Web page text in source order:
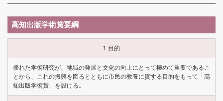
高知出版学術賞要綱
1 目的
優れた学術研究が、地域の発展と文化の向上にとって極めて重要であるこ
とから、これの振興を図るとともに市民の教養に資する目的をもって「高
知出版学術賞」を設ける。